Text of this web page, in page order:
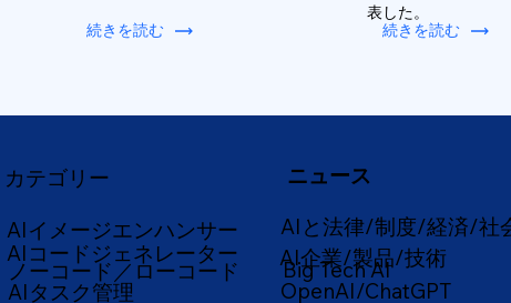
続きを読む
表した。
続きを読む
カテゴリー
AIイメージエンハンサー
AIコードジェネレーター
AIタスク管理
ノーコード／ローコード
ニュース
AIと法律/制度/経済/社
AI企業/製品/技術
Big Tech AI
OpenAI/ChatGPT